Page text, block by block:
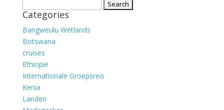
for:
Categories
Bangweulu Wetlands
Botswana
cruises
Ethiopië
Internationale Groepsreis
Kenia
Landen